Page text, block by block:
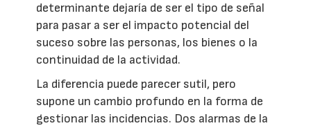
determinante dejaría de ser el tipo de señal
para pasar a ser el impacto potencial del
suceso sobre las personas, los bienes o la
continuidad de la actividad.
La diferencia puede parecer sutil, pero
supone un cambio profundo en la forma de
gestionar las incidencias. Dos alarmas de la